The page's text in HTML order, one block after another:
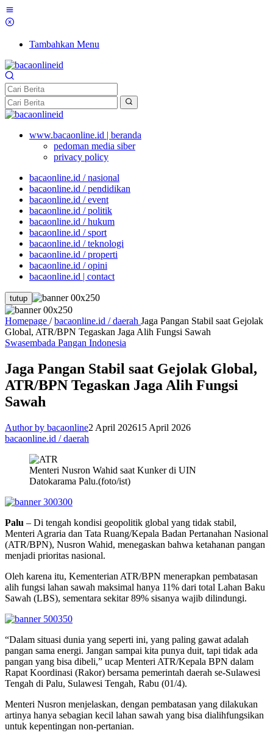
Tambahkan Menu
www.bacaonline.id | beranda
pedoman media siber
privacy policy
bacaonline.id / nasional
bacaonline.id / pendidikan
bacaonline.id / event
bacaonline.id / politik
bacaonline.id / hukum
bacaonline.id / sport
bacaonline.id / teknologi
bacaonline.id / properti
bacaonline.id / opini
bacaonline.id | contact
tutup
Homepage / bacaonline.id / daerah Jaga Pangan Stabil saat Gejolak
Global, ATR/BPN Tegaskan Jaga Alih Fungsi Sawah
Swasembada Pangan Indonesia
Jaga Pangan Stabil saat Gejolak Global,
ATR/BPN Tegaskan Jaga Alih Fungsi
Sawah
Author by bacaonline2 April 202615 April 2026
bacaonline.id / daerah
Menteri Nusron Wahid saat Kunker di UIN
Datokarama Palu.(foto/ist)
Palu – Di tengah kondisi geopolitik global yang tidak stabil,
Menteri Agraria dan Tata Ruang/Kepala Badan Pertanahan Nasional
(ATR/BPN), Nusron Wahid, menegaskan bahwa ketahanan pangan
menjadi prioritas nasional.
Oleh karena itu, Kementerian ATR/BPN menerapkan pembatasan
alih fungsi lahan sawah maksimal hanya 11% dari total Lahan Baku
Sawah (LBS), sementara sekitar 89% sisanya wajib dilindungi.
“Dalam situasi dunia yang seperti ini, yang paling gawat adalah
pangan sama energi. Jangan sampai kita punya duit, tapi tidak ada
pangan yang bisa dibeli,” ucap Menteri ATR/Kepala BPN dalam
Rapat Koordinasi (Rakor) bersama pemerintah daerah se-Sulawesi
Tengah di Palu, Sulawesi Tengah, Rabu (01/4).
Menteri Nusron menjelaskan, dengan pembatasan yang dilakukan
artinya hanya sebagian kecil lahan sawah yang bisa dialihfungsikan
untuk kepentingan non-pertanian.